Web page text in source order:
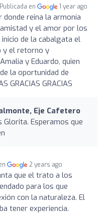
Publicada en 1 year ago
donde reina la armonía
y el amor por los
de la cabalgata el
y el retorno y
y Eduardo, quien
la oportunidad de
GRACIAS GRACIAS
Eje Cafetero
Glorita. Esperamos que
2 years ago
que el trato a los
para los que
con la naturaleza. El
tener experiencia.